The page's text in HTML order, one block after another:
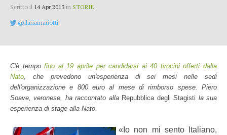
Scritto il 14 Apr 2013 in STORIE
@ilariamariotti
C'è tempofino al 19 aprile per candidarsi ai 40 tirocini offerti dalla
Nato , che prevedono un'esperienza di sei mesi nelle sedi
dell'organizzazione e 800 euro al mese di rimborso spese. Piero
Soave, veronese, ha raccontato alla Repubblica degli Stagisti la sua
esperienza di stage alla Nato.
«Io non mi sento Italiano,